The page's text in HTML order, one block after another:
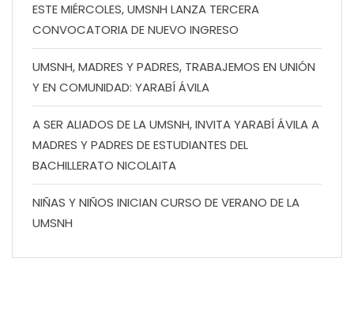
ESTE MIÉRCOLES, UMSNH LANZA TERCERA
CONVOCATORIA DE NUEVO INGRESO
UMSNH, MADRES Y PADRES, TRABAJEMOS EN UNIÓN
Y EN COMUNIDAD: YARABÍ ÁVILA
A SER ALIADOS DE LA UMSNH, INVITA YARABÍ ÁVILA A
MADRES Y PADRES DE ESTUDIANTES DEL
BACHILLERATO NICOLAITA
NIÑAS Y NIÑOS INICIAN CURSO DE VERANO DE LA
UMSNH